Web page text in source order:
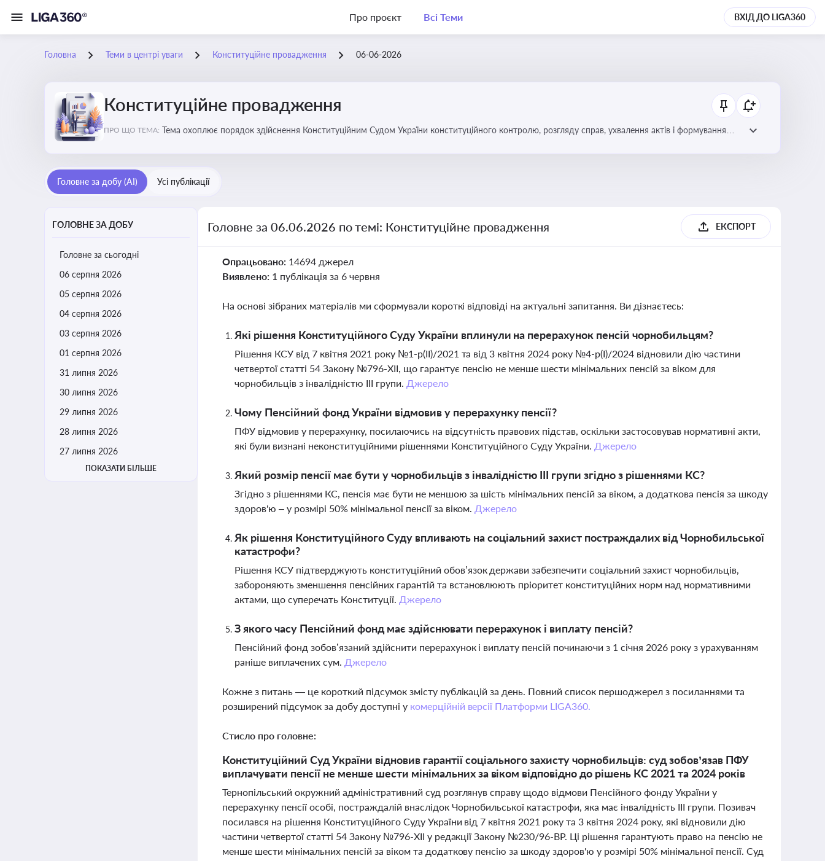
Про проєкт Всі Теми ВХІД ДО LIGA360
Головна Теми в центрі уваги Конституційне провадження 06-06-2026
Конституційне провадження
ПРО ЩО ТЕМА: Тема охоплює порядок здійснення Конституційним Судом України конституційного контролю, розгляду справ, ухвалення актів і формування
Головне за добу (AI) Усі публікації
ГОЛОВНЕ ЗА ДОБУ
Головне за сьогодні
06 серпня 2026
05 серпня 2026
04 серпня 2026
03 серпня 2026
01 серпня 2026
31 липня 2026
30 липня 2026
29 липня 2026
28 липня 2026
27 липня 2026
ПОКАЗАТИ БІЛЬШЕ
Головне за 06.06.2026 по темі: Конституційне провадження ЕКСПОРТ
Опрацьовано: 14694 джерел
Виявлено: 1 публікація за 6 червня
На основі зібраних матеріалів ми сформували короткі відповіді на актуальні запитання. Ви дізнаєтесь:
Які рішення Конституційного Суду України вплинули на перерахунок пенсій чорнобильцям?
Рішення КСУ від 7 квітня 2021 року №1-р(ІІ)/2021 та від 3 квітня 2024 року №4-р(І)/2024 відновили дію частини
четвертої статті 54 Закону №796-XII, що гарантує пенсію не менше шести мінімальних пенсій за віком для
чорнобильців з інвалідністю ІІІ групи. Джерело
Чому Пенсійний фонд України відмовив у перерахунку пенсії?
ПФУ відмовив у перерахунку, посилаючись на відсутність правових підстав, оскільки застосовував нормативні акти,
які були визнані неконституційними рішеннями Конституційного Суду України. Джерело
Який розмір пенсії має бути у чорнобильців з інвалідністю ІІІ групи згідно з рішеннями КС?
Згідно з рішеннями КС, пенсія має бути не меншою за шість мінімальних пенсій за віком, а додаткова пенсія за шкоду
здоров'ю – у розмірі 50% мінімальної пенсії за віком. Джерело
Як рішення Конституційного Суду впливають на соціальний захист постраждалих від Чорнобильської
катастрофи?
Рішення КСУ підтверджують конституційний обов’язок держави забезпечити соціальний захист чорнобильців,
забороняють зменшення пенсійних гарантій та встановлюють пріоритет конституційних норм над нормативними
актами, що суперечать Конституції. Джерело
З якого часу Пенсійний фонд має здійснювати перерахунок і виплату пенсій?
Пенсійний фонд зобов’язаний здійснити перерахунок і виплату пенсій починаючи з 1 січня 2026 року з урахуванням
раніше виплачених сум. Джерело
Кожне з питань — це короткий підсумок змісту публікацій за день. Повний список першоджерел з посиланнями та
розширений підсумок за добу доступні у комерційній версії Платформи LIGA360.
Стисло про головне:
Конституційний Суд України відновив гарантії соціального захисту чорнобильців: суд зобов’язав ПФУ
виплачувати пенсії не менше шести мінімальних за віком відповідно до рішень КС 2021 та 2024 років
Тернопільський окружний адміністративний суд розглянув справу щодо відмови Пенсійного фонду України у
перерахунку пенсії особі, постраждалій внаслідок Чорнобильської катастрофи, яка має інвалідність ІІІ групи. Позивач
посилався на рішення Конституційного Суду України від 7 квітня 2021 року та 3 квітня 2024 року, які відновили дію
частини четвертої статті 54 Закону №796-XII у редакції Закону №230/96-ВР. Ці рішення гарантують право на пенсію не
менше шести мінімальних пенсій за віком та додаткову пенсію за шкоду здоров'ю у розмірі 50% мінімальної пенсії. Суд